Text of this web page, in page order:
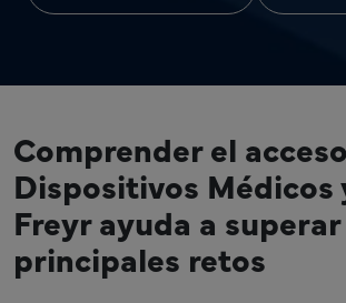
Comprender el acceso
Dispositivos Médicos
Freyr ayuda a
principales retos